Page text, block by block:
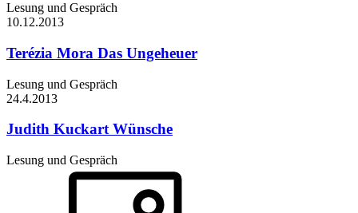
Lesung und Gespräch
10.12.2013
Terézia Mora Das Ungeheuer
Lesung und Gespräch
24.4.2013
Judith Kuckart Wünsche
Lesung und Gespräch